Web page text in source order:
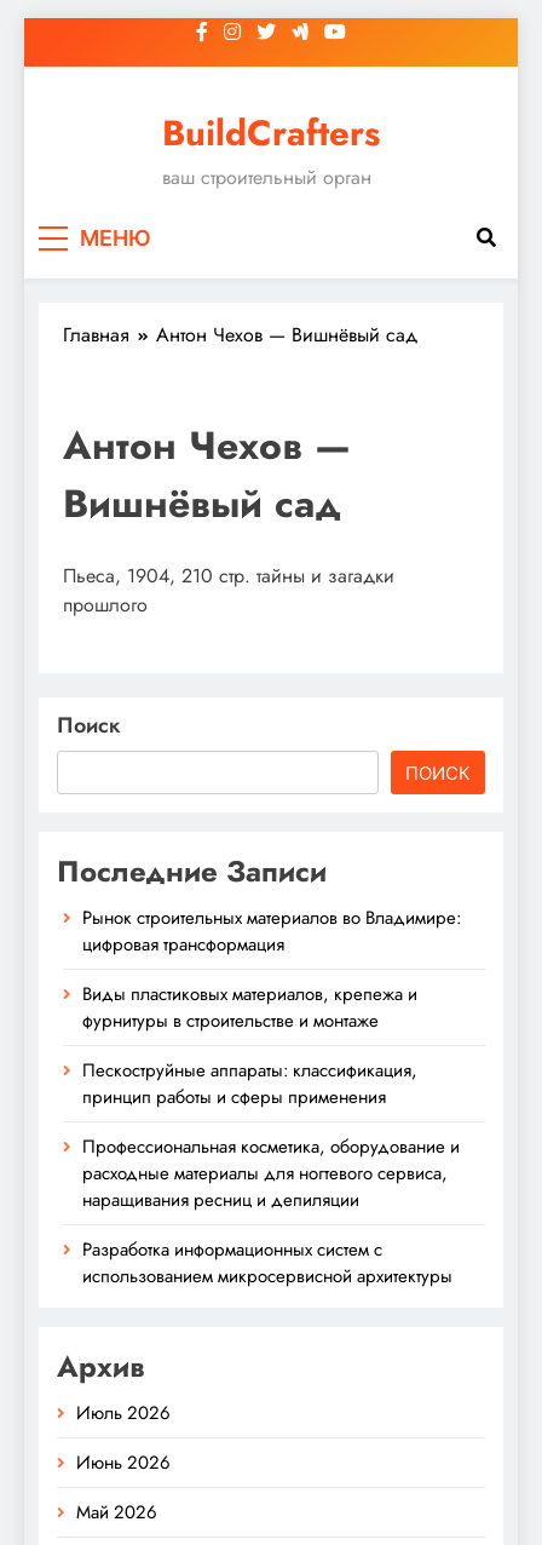
к
BuildCrafters
ваш строительный орган
МЕНЮ
Главная Антон Чехов — Вишнёвый сад
Антон Чехов —
Вишнёвый сад
Пьеса, 1904, 210 стр. тайны и загадки
прошлого
Поиск
ПОИСК
Последние Записи
Рынок строительных материалов во Владимире:
цифровая трансформация
Виды пластиковых материалов, крепежа и
фурнитуры в строительстве и монтаже
Пескоструйные аппараты: классификация,
принцип работы и сферы применения
Профессиональная косметика, оборудование и
расходные материалы для ногтевого сервиса,
наращивания ресниц и депиляции
Разработка информационных систем с
использованием микросервисной архитектуры
Архив
Июль 2026
Июнь 2026
Май 2026